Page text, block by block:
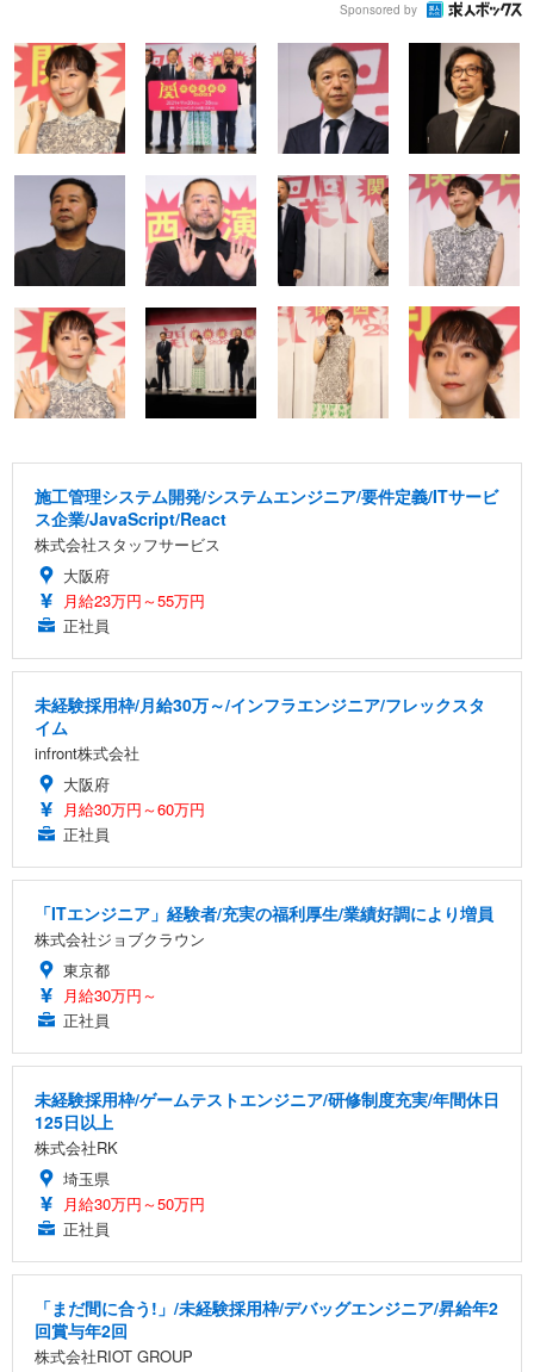
Sponsored by
施工管理システム開発/システムエンジニア/要件定義/ITサービ
ス企業/JavaScript/React
株式会社スタッフサービス
大阪府
月給23万円～55万円
正社員
未経験採用枠/月給30万～/インフラエンジニア/フレックスタ
イム
infront株式会社
大阪府
月給30万円～60万円
正社員
「ITエンジニア」経験者/充実の福利厚生/業績好調により増員
株式会社ジョブクラウン
東京都
月給30万円～
正社員
未経験採用枠/ゲームテストエンジニア/研修制度充実/年間休日
125日以上
株式会社RK
埼玉県
月給30万円～50万円
正社員
「まだ間に合う!」/未経験採用枠/デバッグエンジニア/昇給年2
回賞与年2回
株式会社RIOT GROUP